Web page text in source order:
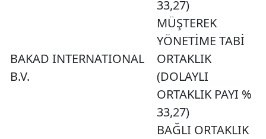
33,27)
BAKAD INTERNATIONAL
B.V.
MÜŞTEREK
YÖNETİME TABİ
ORTAKLIK
(DOLAYLI
ORTAKLIK PAYI %
33,27)
BAĞLI ORTAKLIK